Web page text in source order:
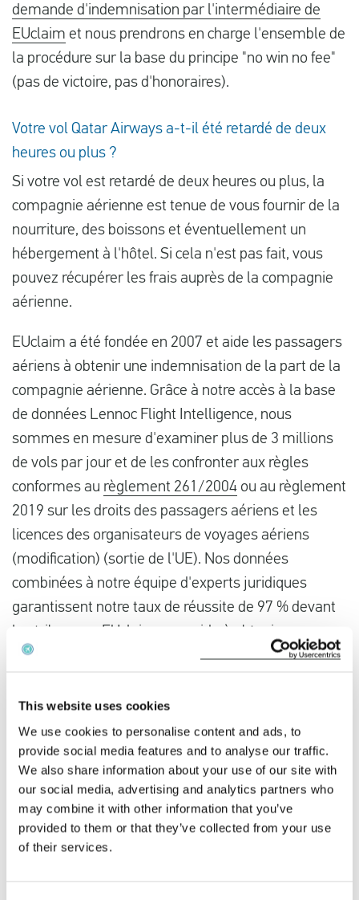
This website uses cookies
We use cookies to personalise content and ads, to
provide social media features and to analyse our traffic.
We also share information about your use of our site with
our social media, advertising and analytics partners who
may combine it with other information that you’ve
provided to them or that they’ve collected from your use
of their services.
demande d'indemnisation par l'intermédiaire de
EUclaim et nous prendrons en charge l'ensemble de
la procédure sur la base du principe "no win no fee"
(pas de victoire, pas d'honoraires).
Votre vol Qatar Airways a-t-il été retardé de deux
heures ou plus ?
Si votre vol est retardé de deux heures ou plus, la
compagnie aérienne est tenue de vous fournir de la
nourriture, des boissons et éventuellement un
hébergement à l'hôtel. Si cela n'est pas fait, vous
pouvez récupérer les frais auprès de la compagnie
aérienne.
EUclaim a été fondée en 2007 et aide les passagers
aériens à obtenir une indemnisation de la part de la
compagnie aérienne. Grâce à notre accès à la base
de données Lennoc Flight Intelligence, nous
sommes en mesure d'examiner plus de 3 millions
de vols par jour et de les confronter aux règles
conformes au règlement 261/2004 ou au règlement
2019 sur les droits des passagers aériens et les
licences des organisateurs de voyages aériens
(modification) (sortie de l'UE). Nos données
combinées à notre équipe d'experts juridiques
garantissent notre taux de réussite de 97 % devant
les tribunaux. EUclaim vous aide à obtenir une
indemnisation pour le
ou l'annulation devotre
Votre vol Qatar Airways a-t-il été retardé ?
Vous avez voyagé avec Qatar Airways et votre vol a
été retardé ? Cliquez ci-dessous pour vérifier si vous
avez droit à une indemnisation.
Demandez votre indemnisation